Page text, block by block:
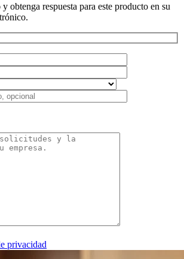
obtenga respuesta para este producto en su
privacidad